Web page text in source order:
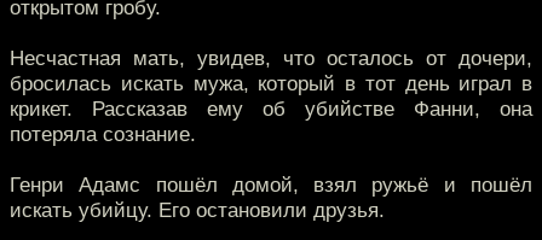
открытом гробу.
Несчастная мать, увидев, что осталось от дочери,
бросилась искать мужа, который в тот день играл в
крикет. Рассказав ему об убийстве Фанни, она
потеряла сознание.
Генри Адамс пошёл домой, взял ружьё и пошёл
искать убийцу. Его остановили друзья.